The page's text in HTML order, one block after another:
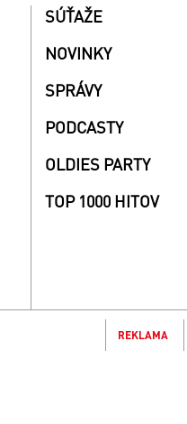
SÚŤAŽE
NOVINKY
SPRÁVY
PODCASTY
OLDIES PARTY
TOP 1000 HITOV
REKLAMA